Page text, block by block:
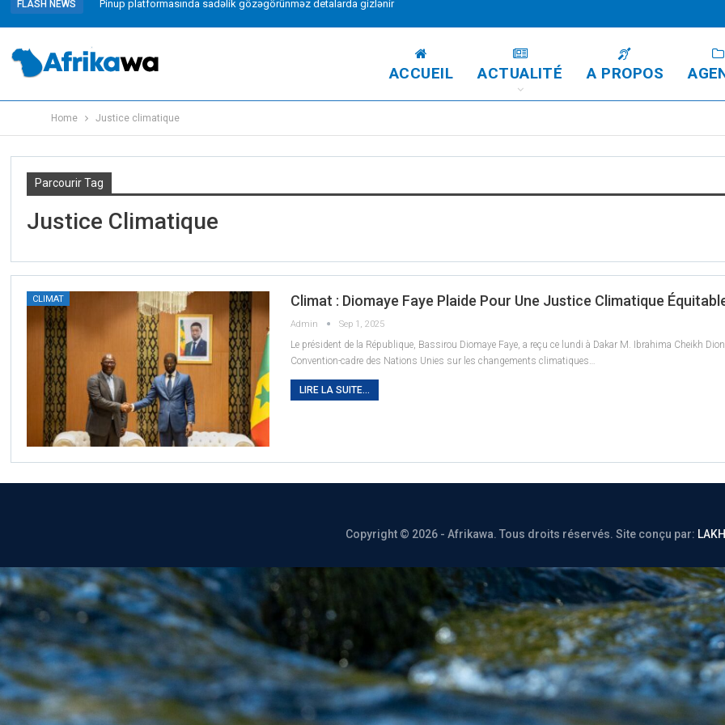
FLASH NEWS Pinup platformasında sadəlik gözəgörünməz detalarda gizlənir
ACCUEIL ACTUALITÉ A PROPOS
Home Justice climatique
Parcourir Tag
Justice Climatique
CLIMAT Climat : Diomaye Faye Plaide Pour Une Justice Climatique
Admin Sep 1, 2025
Le président de la République, Bassirou Diomaye Faye, a reçu ce lundi à Dakar M. Ibrahima Cheikh
Convention-cadre des Nations Unies sur les changements climatiques…
LIRE LA SUITE...
Copyright © 2026 - Afrikawa. Tous droits réservés. Site conçu par: